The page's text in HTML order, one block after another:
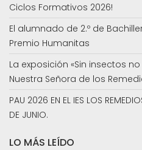
Ciclos Formativos 2026!
El alumnado de 2.º de
Premio Humanitas
La exposición «Sin insectos
Nuestra Señora de los
PAU 2026 EN EL IES LOS
DE JUNIO.
LO MÁS LEÍDO